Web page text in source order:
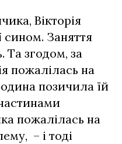
Вікторія
сином. Заняття
Та згодом, за
пожалілась на
позичила їй
пожалілась на
– і тоді